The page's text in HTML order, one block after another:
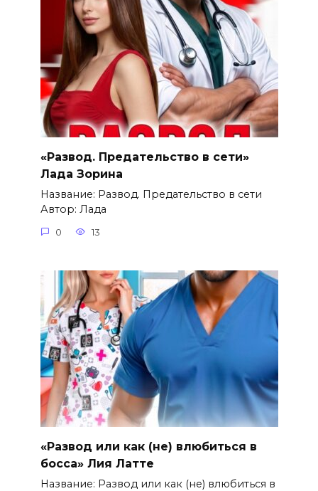
«Развод. Предательство в сети»
Лада Зорина
Название: Развод. Предательство в сети
Автор: Лада
0 13
«Развод или как (не) влюбиться в
босса» Лия Латте
Название: Развод или как (не) влюбиться в